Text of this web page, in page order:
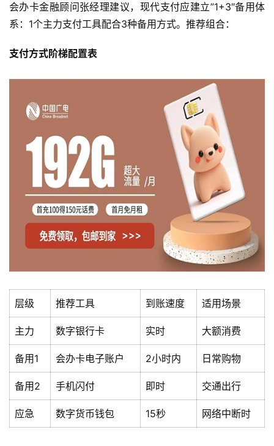
首
页
流
量
卡
宽
带
会办卡金融顾问张经理建议，现代支付应建立”1+3″备用体
系：1个主力支付工具配合3种备用方式。推荐组合：
支付方式阶梯配置表
层级 推荐工具 到账速度 适用场景
主力 数字银行卡 实时 大额消费
备用1 会办卡电子账户 2小时内 日常购物
备用2 手机闪付 即时 交通出行
应急 数字货币钱包 15秒 网络中断时